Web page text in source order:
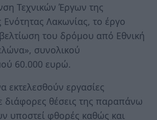
Τεχνικών Έργων της
Ενότητας Λακωνίας, το έργο
του δρόμου από Εθνική
συνολικού
60.000 ευρώ.
εκτελεσθούν εργασίες
διάφορες θέσεις της παραπάνω
υποστεί φθορές καθώς και